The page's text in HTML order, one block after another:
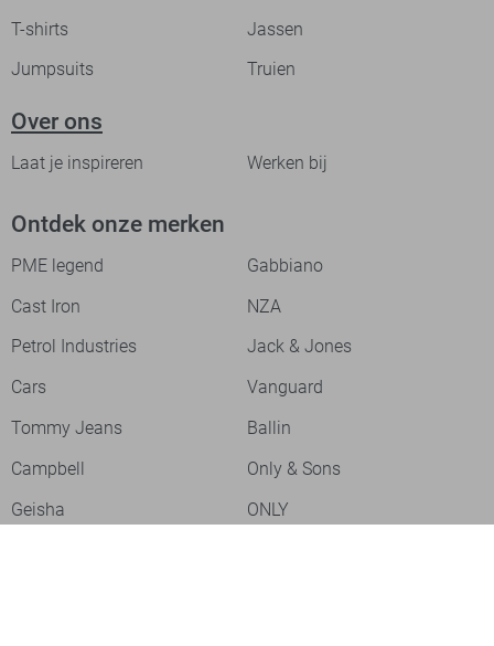
T-shirts
Jassen
Jumpsuits
Truien
Over ons
Laat je inspireren Werken bij
Ontdek onze merken
PME legend
Gabbiano
Cast Iron
NZA
Petrol Industries
Jack & Jones
Cars
Vanguard
Tommy Jeans
Ballin
Campbell
Only & Sons
Geisha
ONLY